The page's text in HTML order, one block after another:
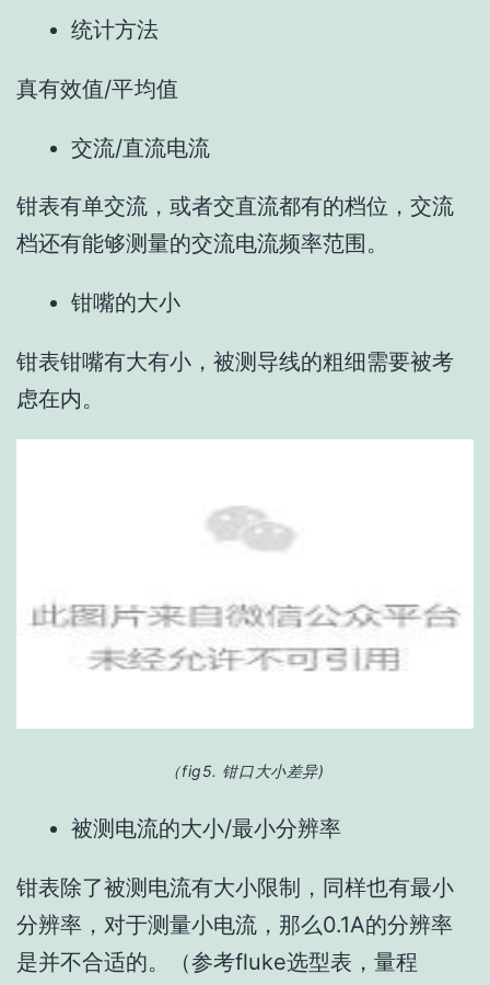
统计方法
真有效值/平均值
交流/直流电流
钳表有单交流，或者交直流都有的档位，交流
档还有能够测量的交流电流频率范围。
钳嘴的大小
钳表钳嘴有大有小，被测导线的粗细需要被考
虑在内。
（fig5. 钳口大小差异)
被测电流的大小/最小分辨率
钳表除了被测电流有大小限制，同样也有最小
分辨率，对于测量小电流，那么0.1A的分辨率
是并不合适的。（参考fluke选型表，量程